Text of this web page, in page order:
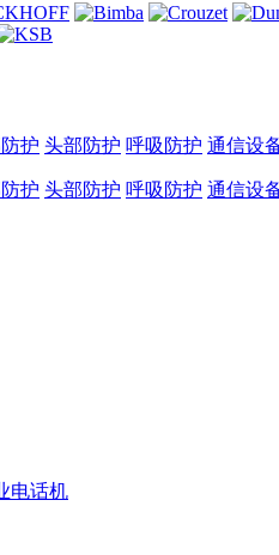
护 头部防护 呼吸防护 通信设
护 头部防护 呼吸防护 通信设
电话机